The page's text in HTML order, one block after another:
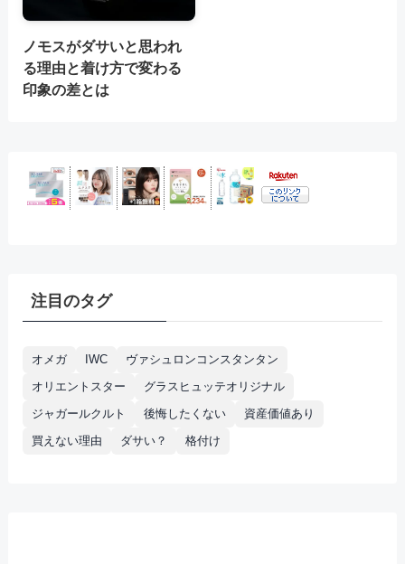
ノモスがダサいと思われ
る理由と着け方で変わる
印象の差とは
注目のタグ
オメガ IWC
ヴァシュロンコンスタンタン
オリエントスター
グラスヒュッテオリジナル
ジャガールクルト
後悔したくない
資産価値あり
買えない理由
ダサい？ 格付け